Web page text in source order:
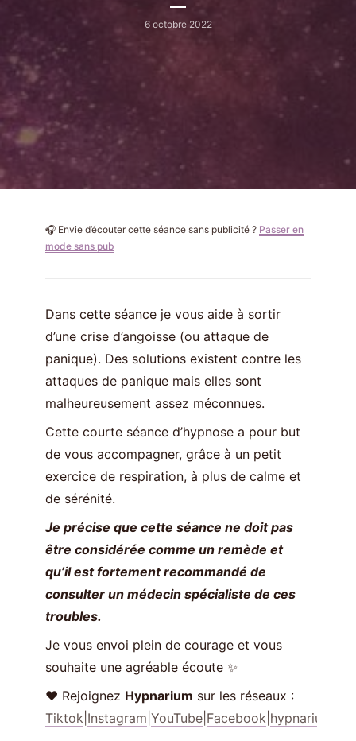
6 octobre 2022
🎧 Envie d’écouter cette séance sans publicité ? Passer en
mode sans pub
Dans cette séance je vous aide à sortir
d’une crise d’angoisse (ou attaque de
panique). Des solutions existent contre les
attaques de panique mais elles sont
malheureusement assez méconnues.
Cette courte séance d’hypnose a pour but
de vous accompagner, grâce à un petit
exercice de respiration, à plus de calme et
de sérénité.
Je précise que cette séance ne doit pas
être considérée comme un remède et
qu’il est fortement recommandé de
consulter un médecin spécialiste de ces
troubles.
Je vous envoi plein de courage et vous
souhaite une agréable écoute ✨
❤️ Rejoignez Hypnarium sur les réseaux :
Tiktok|Instagram|YouTube|Facebook|